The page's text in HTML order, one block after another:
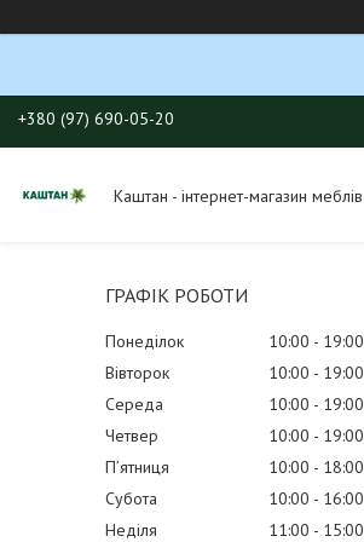
+380 (97) 690-05-20
Каштан - інтернет-магазин меблів
ГРАФІК РОБОТИ
Понеділок 10:00
19:00
Вівторок
10:00
19:00
Середа
10:00
19:00
Четвер
10:00
19:00
Пʼятниця
10:00
18:00
Субота
10:00
16:00
Неділя
11:00 15:00